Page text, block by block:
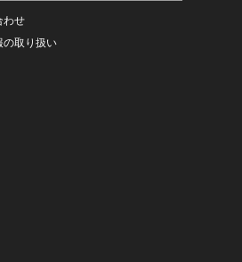
わせ
の取り扱い